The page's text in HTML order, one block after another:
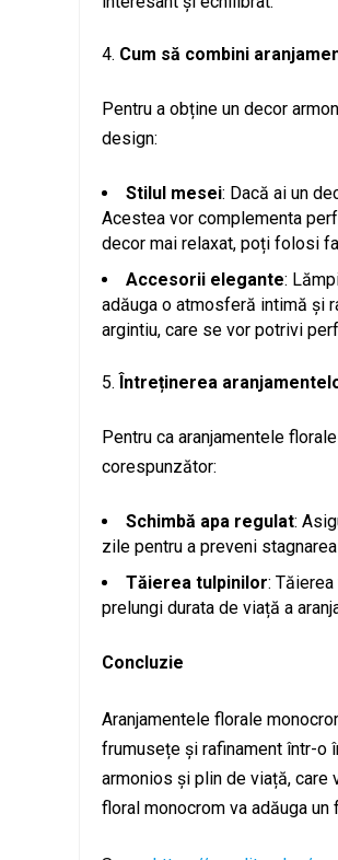
Cum să combini
Pentru a obține un decor
design:
Stilul mesei: Dacă ai un
Acestea vor complementa
decor mai relaxat, poți folosi
Accesorii elegante:
adăuga o atmosferă intimă și
argintiu, care se vor potrivi
Întreținerea
Pentru ca aranjamentele
corespunzător:
Schimbă apa regulat:
zile pentru a preveni
Tăierea tulpinilor:
prelungi durata de viață a
Concluzie
Aranjamentele florale
frumusețe și rafinament într-o
armonios și plin de viață, care
floral monocrom va adăuga